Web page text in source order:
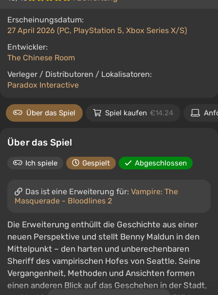
Erscheinungsdatum:
27 April 2026 (PC, PlayStation 5, Xbox Series X/S)
Entwickler:
The Chinese Room
Verleger / Distributoren / Lokalisatoren:
Paradox Interactive
Über das Spiel Spiel kaufen €14.24
Über das Spiel
Ich spiele Gespielt Abgeschlossen
Das ist eine Erweiterung für: Vampire: The
Masquerade - Bloodlines 2
Die Erweiterung enthüllt die Geschichte aus einer
neuen Perspektive und stellt Benny Maldun in den
Mittelpunkt – den harten und unberechenbaren
Sheriff des vampirischen Hofes von Seattle. Seine
Vergangenheit, Methoden und Ansichten formen
einen anderen Blick auf das Geschehen in der Stadt,